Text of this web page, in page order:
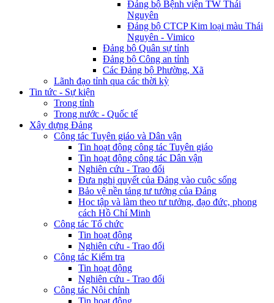
Đảng bộ Bệnh viện TW Thái
Nguyên
Đảng bộ CTCP Kim loại màu Thái
Nguyên - Vimico
Đảng bộ Quân sự tỉnh
Đảng bộ Công an tỉnh
Các Đảng bộ Phường, Xã
Lãnh đạo tỉnh qua các thời kỳ
Tin tức - Sự kiện
Trong tỉnh
Trong nước - Quốc tế
Xây dựng Đảng
Công tác Tuyên giáo và Dân vận
Tin hoạt động công tác Tuyên giáo
Tin hoạt động công tác Dân vận
Nghiên cứu - Trao đổi
Đưa nghị quyết của Đảng vào cuộc sống
Bảo vệ nền tảng tư tưởng của Đảng
Học tập và làm theo tư tưởng, đạo đức, phong
cách Hồ Chí Minh
Công tác Tổ chức
Tin hoạt động
Nghiên cứu - Trao đổi
Công tác Kiểm tra
Tin hoạt động
Nghiên cứu - Trao đổi
Công tác Nội chính
Tin hoạt động